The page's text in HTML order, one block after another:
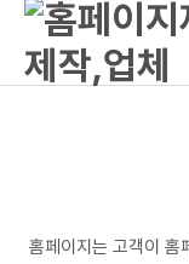
홈페이지는 고객이 홈